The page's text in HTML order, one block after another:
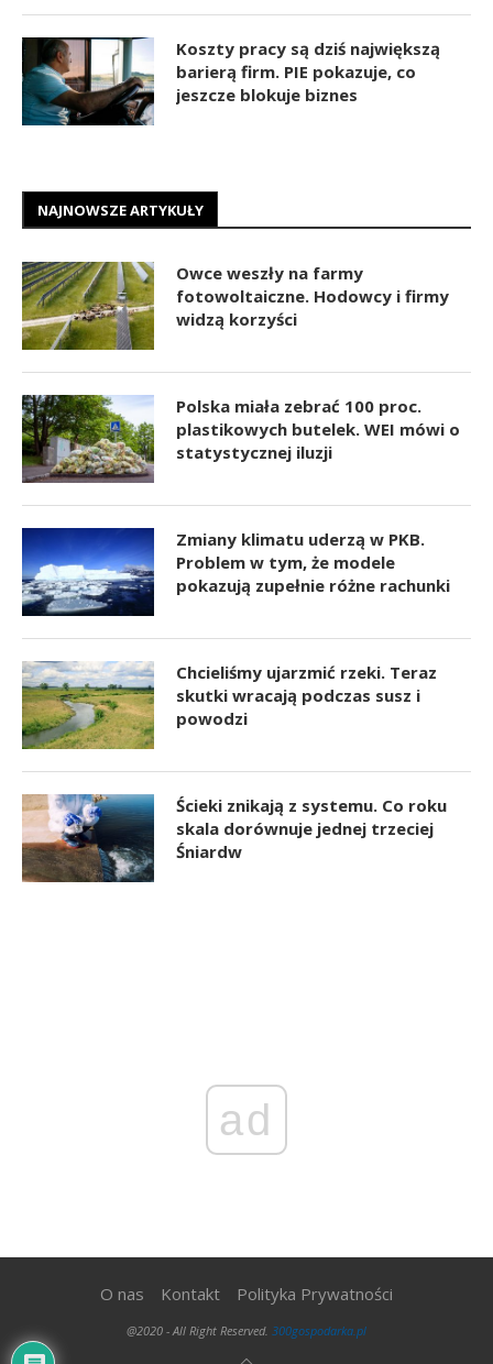
Koszty pracy są dziś największą
barierą firm. PIE pokazuje, co
jeszcze blokuje biznes
NAJNOWSZE ARTYKUŁY
Owce weszły na farmy
fotowoltaiczne. Hodowcy i firmy
widzą korzyści
Polska miała zebrać 100 proc.
plastikowych butelek. WEI mówi o
statystycznej iluzji
Zmiany klimatu uderzą w PKB.
Problem w tym, że modele
pokazują zupełnie różne rachunki
Chcieliśmy ujarzmić rzeki. Teraz
skutki wracają podczas susz i
powodzi
Ścieki znikają z systemu. Co roku
skala dorównuje jednej trzeciej
Śniardw
ad
O nas Kontakt Polityka Prywatności
@2020 - All Right Reserved. 300gospodarka.pl